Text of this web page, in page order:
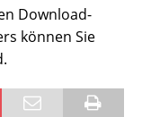
Download-
können Sie